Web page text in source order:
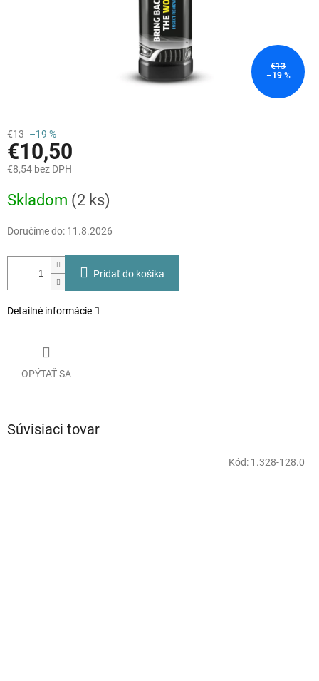
€13
–19 %
€13 –19 %
€10,50
€8,54 bez DPH
cena:
Skladom (2 ks)
Doručíme do: 11.8.2026
Pridať do košíka
Detailné informácie
OPÝTAŤ SA
Súvisiaci tovar
Kód: 1.328-128.0